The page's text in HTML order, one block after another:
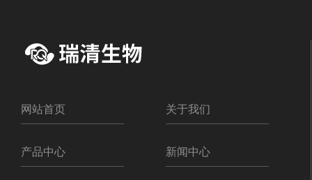
网站首页 关于我们
产品中心 新闻中心